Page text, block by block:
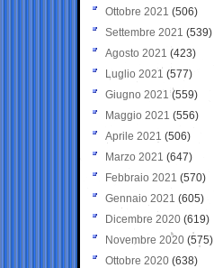
Ottobre 2021 (506)
Settembre 2021 (539)
Agosto 2021 (423)
Luglio 2021 (577)
Giugno 2021(559)
Maggio 2021 (556)
Aprile 2021 (506)
Marzo 2021 (647)
Febbraio 2021 (570)
Gennaio 2021 (605)
Dicembre 2020 (619)
Novembre 2020 (575)
Ottobre 2020 (638)